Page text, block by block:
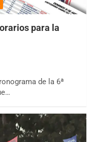
para la
de la 6ª